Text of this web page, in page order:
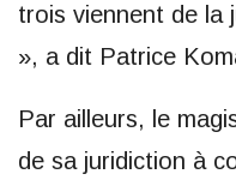
trois viennent de la
», a dit Patrice
Par ailleurs, le
de sa juridiction à